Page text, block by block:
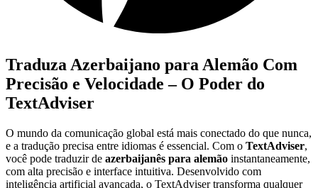
Traduza Azerbaijano para Alemão Com
Precisão e Velocidade – O Poder do
TextAdviser
O mundo da comunicação global está mais conectado do que nunca,
e a tradução precisa entre idiomas é essencial. Com o TextAdviser,
você pode traduzir de azerbaijanês para alemão instantaneamente,
com alta precisão e interface intuitiva. Desenvolvido com
inteligência artificial avançada, o TextAdviser transforma qualquer